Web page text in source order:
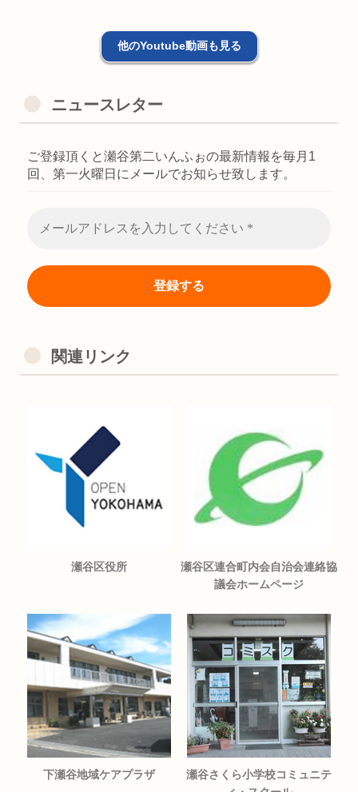
他のYoutube動画も見る
ニュースレター
ご登録頂くと瀬谷第二いんふぉの最新情報を毎月1
回、第一火曜日にメールでお知らせ致します。
関連リンク
瀬谷区役所
瀬谷区連合町内会自治会連絡協
議会ホームページ
下瀬谷地域ケアプラザ
瀬谷さくら小学校コミュニテ